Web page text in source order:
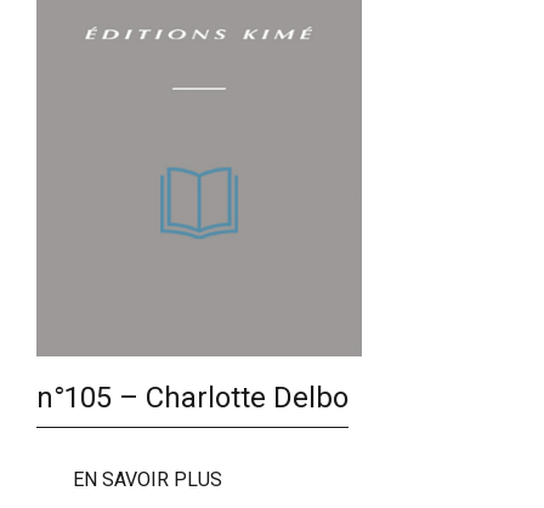
n°105 – Charlotte Delbo
EN SAVOIR PLUS